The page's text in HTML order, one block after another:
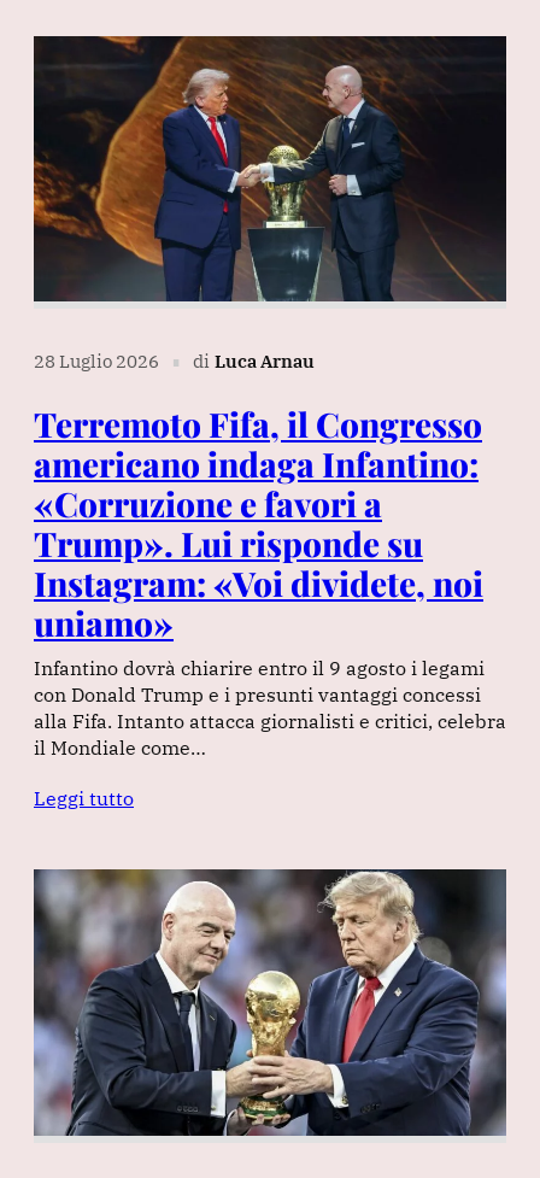
28 Luglio 2026 ∎ di Luca Arnau
Terremoto Fifa, il Congresso
americano indaga Infantino:
«Corruzione e favori a
Trump». Lui risponde su
Instagram: «Voi dividete, noi
uniamo»
Infantino dovrà chiarire entro il 9 agosto i legami
con Donald Trump e i presunti vantaggi concessi
alla Fifa. Intanto attacca giornalisti e critici, celebra
il Mondiale come…
Leggi tutto